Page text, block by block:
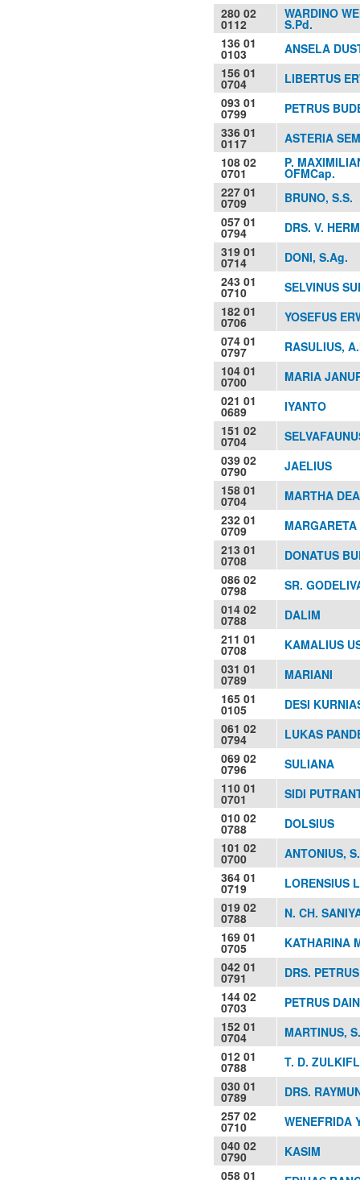
280 02
0112
WARDINO
S.Pd.
136 01
0103
ANSELA
156 01
0704
LIBERTUS
093 01
0799
PETRUS
336 01
0117
ASTERIA
108 02
0701
P.
OFMCap.
227 01
0709
BRUNO, S.S.
057 01
0794
DRS. V.
319 01
0714
DONI, S.Ag.
243 01
0710
SELVINUS
182 01
0706
YOSEFUS
074 01
0797
RASULIUS,
104 01
0700
MARIA
021 01
0689
IYANTO
151 02
0704
039 02
0790
JAELIUS
158 01
0704
MARTHA DEA
232 01
0709
213 01
0708
DONATUS
086 02
0798
SR.
014 02
0788
DALIM
211 01
0708
KAMALIUS
031 01
0789
MARIANI
165 01
0105
DESI
061 02
0794
LUKAS
069 02
0796
SULIANA
110 01
0701
SIDI
010 02
0788
DOLSIUS
101 02
0700
ANTONIUS,
364 01
0719
LORENSIUS
019 02
0788
N. CH.
169 01
0705
KATHARINA
042 01
0791
DRS.
144 02
0703
PETRUS
152 01
0704
MARTINUS,
012 01
0788
T. D.
030 01
0789
DRS.
257 02
0710
WENEFRIDA
040 02
0790
KASIM
058 01